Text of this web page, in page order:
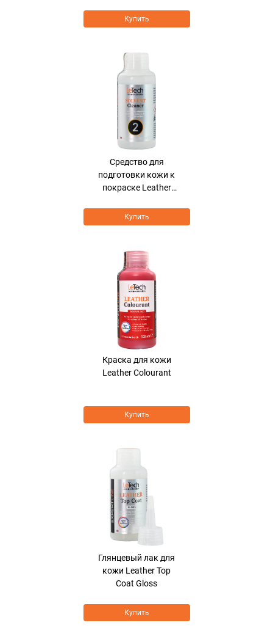
Купить
Средcтво для
подготовки кожи к
покраске Leather
Купить
Краска для кожи
Leather Colourant
Купить
Глянцевый лак для
кожи Leather Top
Coat Gloss
Купить